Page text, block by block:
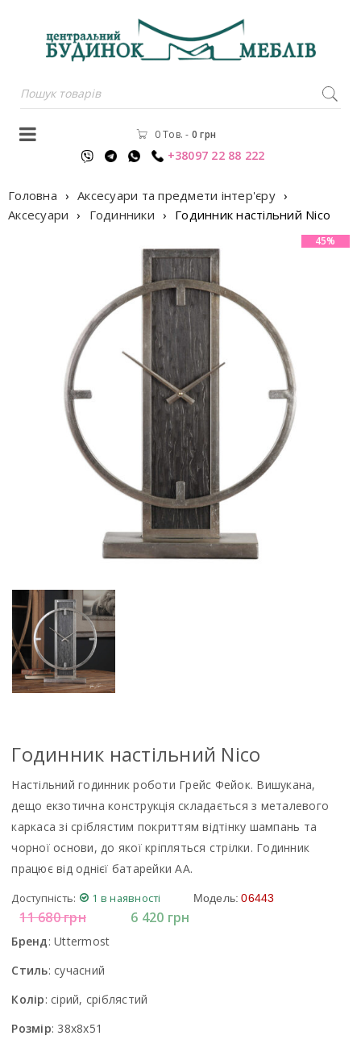
0 Тов. - 0грн
+38097 22 88 222
Головна › Аксесуари та предмети інтер'єру ›
Аксесуари › Годинники › Годинник настільний Nico
45%
Годинник настільний Nico
Настільний годинник роботи Грейс Фейок. Вишукана,
дещо екзотична конструкція складається з металевого
каркаса зі сріблястим покриттям відтінку шампань та
чорної основи, до якої кріпляться стрілки. Годинник
працює від однієї батарейки АА.
Доступність: 1 в наявності Модель: 06443
11 680грн 6 420 грн
Бренд:Uttermost
Стиль: сучасний
Колір: сірий, сріблястий
Розмір: 38x8x51